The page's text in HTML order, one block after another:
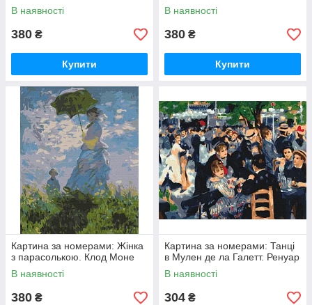
В наявності
380 ₴
Купити
В наявності
380 ₴
Купити
Картина за номерами: Жінка
з парасолькою. Клод Моне
В наявності
380 ₴
Картина за номерами: Танці
в Мулен де ла Галетт. Ренуар
В наявності
304 ₴